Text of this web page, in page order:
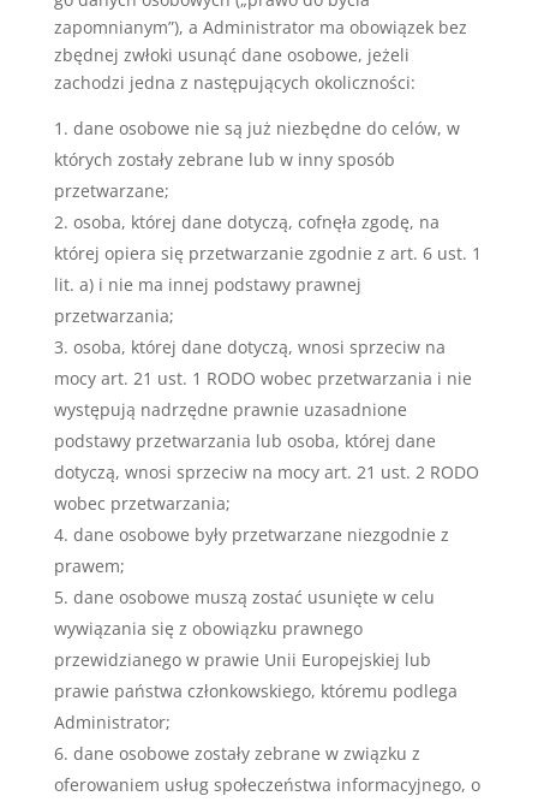
zapomnianym”), a Administrator ma obowiązek bez
zbędnej zwłoki usunąć dane osobowe, jeżeli
zachodzi jedna z następujących okoliczności:
dane osobowe nie są już niezbędne do celów, w
których zostały zebrane lub w inny sposób
przetwarzane;
osoba, której dane dotyczą, cofnęła zgodę, na
której opiera się przetwarzanie zgodnie z art. 6 ust. 1
lit. a) i nie ma innej podstawy prawnej
przetwarzania;
osoba, której dane dotyczą, wnosi sprzeciw na
mocy art. 21 ust. 1 RODO wobec przetwarzania i nie
występują nadrzędne prawnie uzasadnione
podstawy przetwarzania lub osoba, której dane
dotyczą, wnosi sprzeciw na mocy art. 21 ust. 2 RODO
wobec przetwarzania;
dane osobowe były przetwarzane niezgodnie z
prawem;
dane osobowe muszą zostać usunięte w celu
wywiązania się z obowiązku prawnego
przewidzianego w prawie Unii Europejskiej lub
prawie państwa członkowskiego, któremu podlega
Administrator;
dane osobowe zostały zebrane w związku z
oferowaniem usług społeczeństwa informacyjnego, o